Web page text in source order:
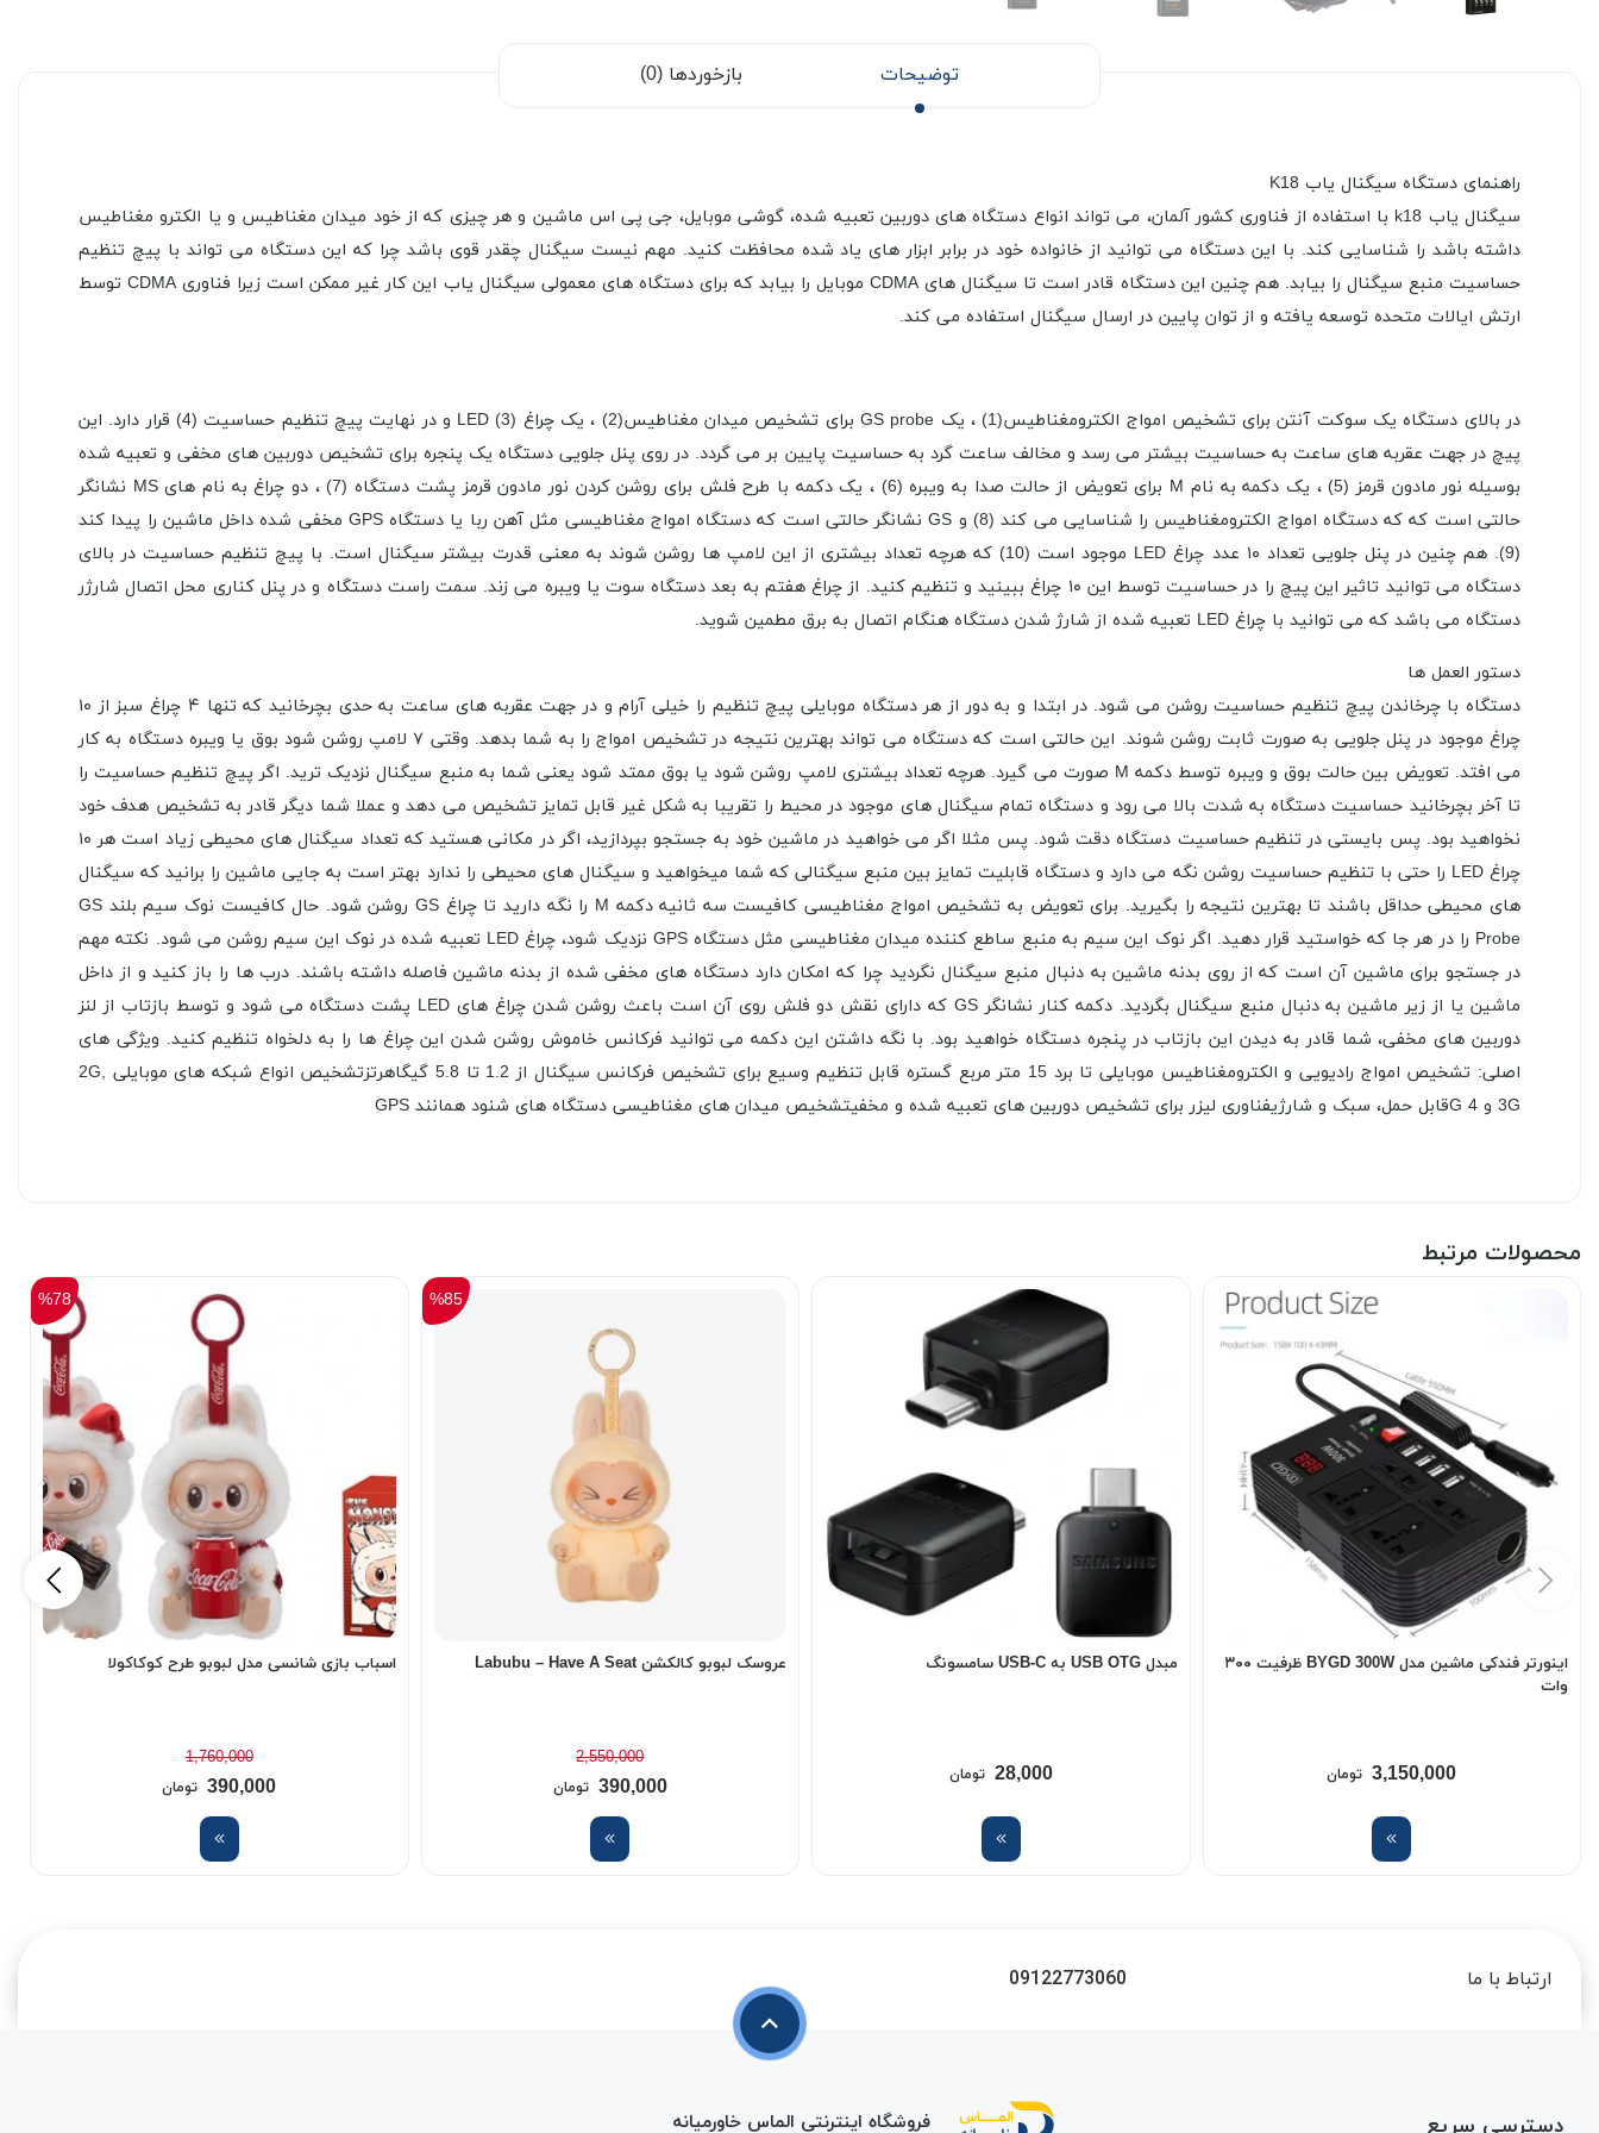
توضیحات بازخوردها (0)
راهنمای دستگاه سیگنال یاب K18
سیگنال یاب k18 با استفاده از فناوری کشور آلمان، می تواند انواع دستگاه های دوربین تعبیه شده، گوشی موبایل، جی پی اس ماشین و هر چیزی که از خود میدان مغناطیس و یا الکترو مغناطیس
داشته باشد را شناسایی کند. با این دستگاه می توانید از خانواده خود در برابر ابزار های یاد شده محافظت کنید. مهم نیست سیگنال چقدر قوی باشد چرا که این دستگاه می تواند با پیچ تنظیم
حساسیت منبع سیگنال را بیابد. هم چنین این دستگاه قادر است تا سیگنال های CDMA موبایل را بیابد که برای دستگاه های معمولی سیگنال یاب این کار غیر ممکن است زیرا فناوری CDMA توسط
ارتش ایالات متحده توسعه یافته و از توان پایین در ارسال سیگنال استفاده می کند.
در بالای دستگاه یک سوکت آنتن برای تشخیص امواج الکترومغناطیس(1) ، یک GS probe برای تشخیص میدان مغناطیس(2) ، یک چراغ LED (3) و در نهایت پیچ تنظیم حساسیت (4) قرار دارد. این
پیچ در جهت عقربه های ساعت به حساسیت بیشتر می رسد و مخالف ساعت گرد به حساسیت پایین بر می گردد. در روی پنل جلویی دستگاه یک پنجره برای تشخیص دوربین های مخفی و تعبیه شده
بوسیله نور مادون قرمز (5) ، یک دکمه به نام M برای تعویض از حالت صدا به ویبره (6) ، یک دکمه با طرح فلش برای روشن کردن نور مادون قرمز پشت دستگاه (7) ، دو چراغ به نام های MS نشانگر
حالتی است که که دستگاه امواج الکترومغناطیس را شناسایی می کند (8) و GS نشانگر حالتی است که دستگاه امواج مغناطیسی مثل آهن ربا یا دستگاه GPS مخفی شده داخل ماشین را پیدا کند
(9). هم چنین در پنل جلویی تعداد ۱۰ عدد چراغ LED موجود است (10) که هرچه تعداد بیشتری از این لامپ ها روشن شوند به معنی قدرت بیشتر سیگنال است. با پیچ تنظیم حساسیت در بالای
دستگاه می توانید تاثیر این پیچ را در حساسیت توسط این ۱۰ چراغ ببینید و تنظیم کنید. از چراغ هفتم به بعد دستگاه سوت یا ویبره می زند. سمت راست دستگاه و در پنل کناری محل اتصال شارژر
دستگاه می باشد که می توانید با چراغ LED تعبیه شده از شارژ شدن دستگاه هنگام اتصال به برق مطمین شوید.
دستور العمل ها
دستگاه با چرخاندن پیچ تنظیم حساسیت روشن می شود. در ابتدا و به دور از هر دستگاه موبایلی پیچ تنظیم را خیلی آرام و در جهت عقربه های ساعت به حدی بچرخانید که تنها ۴ چراغ سبز از ۱۰
چراغ موجود در پنل جلویی به صورت ثابت روشن شوند. این حالتی است که دستگاه می تواند بهترین نتیجه در تشخیص امواج را به شما بدهد. وقتی ۷ لامپ روشن شود بوق یا ویبره دستگاه به کار
می افتد. تعویض بین حالت بوق و ویبره توسط دکمه M صورت می گیرد. هرچه تعداد بیشتری لامپ روشن شود یا بوق ممتد شود یعنی شما به منبع سیگنال نزدیک ترید. اگر پیچ تنظیم حساسیت را
تا آخر بچرخانید حساسیت دستگاه به شدت بالا می رود و دستگاه تمام سیگنال های موجود در محیط را تقریبا به شکل غیر قابل تمایز تشخیص می دهد و عملا شما دیگر قادر به تشخیص هدف خود
نخواهید بود. پس بایستی در تنظیم حساسیت دستگاه دقت شود. پس مثلا اگر می خواهید در ماشین خود به جستجو بپردازید، اگر در مکانی هستید که تعداد سیگنال های محیطی زیاد است هر ۱۰
چراغ LED را حتی با تنظیم حساسیت روشن نگه می دارد و دستگاه قابلیت تمایز بین منبع سیگنالی که شما میخواهید و سیگنال های محیطی را ندارد بهتر است به جایی ماشین را برانید که سیگنال
های محیطی حداقل باشند تا بهترین نتیجه را بگیرید. برای تعویض به تشخیص امواج مغناطیسی کافیست سه ثانیه دکمه M را نگه دارید تا چراغ GS روشن شود. حال کافیست نوک سیم بلند GS
Probe را در هر جا که خواستید قرار دهید. اگر نوک این سیم به منبع ساطع کننده میدان مغناطیسی مثل دستگاه GPS نزدیک شود، چراغ LED تعبیه شده در نوک این سیم روشن می شود. نکته مهم
در جستجو برای ماشین آن است که از روی بدنه ماشین به دنبال منبع سیگنال نگردید چرا که امکان دارد دستگاه های مخفی شده از بدنه ماشین فاصله داشته باشند. درب ها را باز کنید و از داخل
ماشین یا از زیر ماشین به دنبال منبع سیگنال بگردید. دکمه کنار نشانگر GS که دارای نقش دو فلش روی آن است باعث روشن شدن چراغ های LED پشت دستگاه می شود و توسط بازتاب از لنز
دوربین های مخفی، شما قادر به دیدن این بازتاب در پنجره دستگاه خواهید بود. با نگه داشتن این دکمه می توانید فرکانس خاموش روشن شدن این چراغ ها را به دلخواه تنظیم کنید. ویژگی های
اصلی: تشخیص امواج رادیویی و الکترومغناطیس موبایلی تا برد 15 متر مربع گستره قابل تنظیم وسیع برای تشخیص فرکانس سیگنال از 1.2 تا 5.8 گیگاهرتزتشخیص انواع شبکه های موبایلی 2G,
3G و 4 Gقابل حمل، سبک و شارژیفناوری لیزر برای تشخیص دوربین های تعبیه شده و مخفیتشخیص میدان های مغناطیسی دستگاه های شنود همانند GPS
محصولات مرتبط
اینورتر فندکی ماشین مدل BYGD 300W ظرفیت ۳۰۰
وات
3,150,000 تومان
مبدل USB OTG به USB-C سامسونگ
28,000 تومان
عروسک لبوبو کالکشن Labubu – Have A Seat
2,550,000
%85
390,000 تومان
اسباب بازی شانسی مدل لبوبو طرح کوکاکولا
1,760,000
%78
390,000 تومان
ارتباط با ما 09122773060
دسترسی سریع فروشگاه اینترنتی الماس خاورمیانه